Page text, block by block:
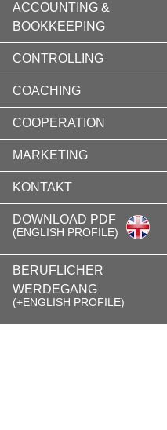
ACCOUNTING &
BOOKKEEPING
CONTROLLING
COACHING
COOPERATION
MARKETING
KONTAKT
DOWNLOAD PDF
(ENGLISH PROFILE)
BERUFLICHER
WERDEGANG
(+ENGLISH PROFILE)